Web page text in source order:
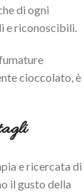
di ogni
e riconoscibili.
cioccolato, è
e ricercata di
il gusto della